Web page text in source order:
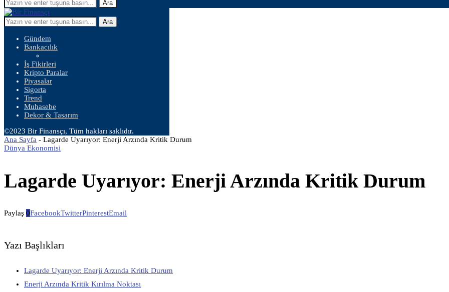
Ara
Ara
Gündem
Bankacılık
İş Fikirleri
Kripto Paralar
Piyasalar
Sigorta
Trend
Muhasebe
Dekor & Tasarım
©2023 Bir Finansçı, Tüm hakları saklıdır.
Ana Sayfa - Lagarde Uyarıyor: Enerji Arzında Kritik Durum
Dünya Ekonomisi
Lagarde Uyarıyor: Enerji Arzında Kritik Durum
Paylaş 0FacebookTwitterPinterestEmail
Yazı Başlıkları
Lagarde Uyarıyor: Enerji Arzında Kritik Durum
Enerji Arzında Kritik Kırılma Noktası